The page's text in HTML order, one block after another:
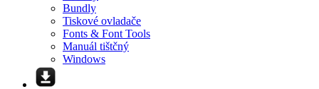
Bundly
Tiskové ovladače
Fonts & Font Tools
Manuál tištčný
Windows